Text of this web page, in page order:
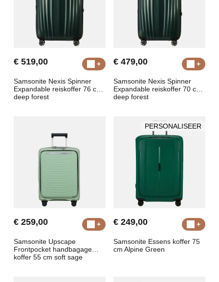
€ 519,00
Samsonite Nexis Spinner
Expandable reiskoffer 76 cm
deep forest
€ 479,00
Samsonite Nexis Spinner
Expandable reiskoffer 70 cm
deep forest
€ 259,00
Samsonite Upscape
Frontpocket handbagage
koffer 55 cm soft sage
PERSONALISEER
€ 249,00
Samsonite Essens koffer 75
cm Alpine Green